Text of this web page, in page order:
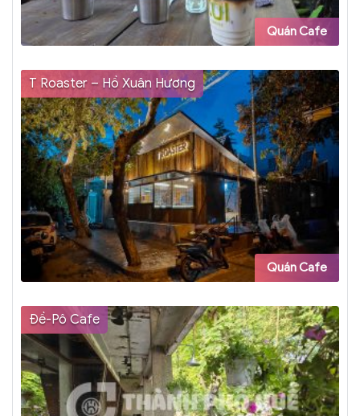
Quán Cafe
T Roaster – Hồ Xuân Hương
Quán Cafe
Đề-Pô Cafe